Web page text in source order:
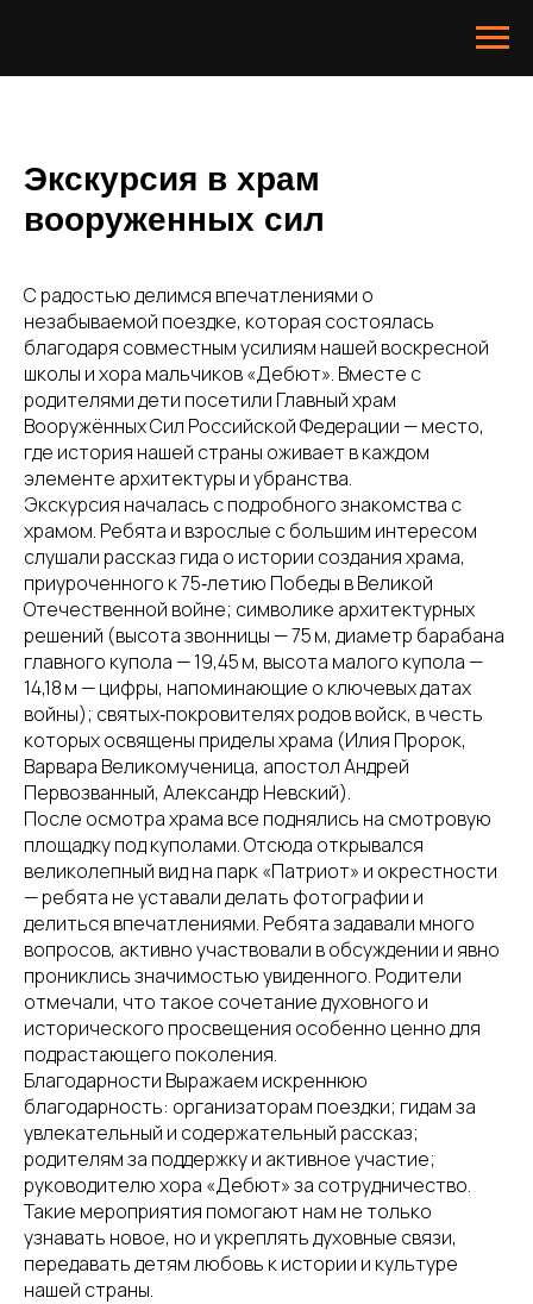
Экскурсия в храм
вооруженных сил
С радостью делимся впечатлениями о
незабываемой поездке, которая состоялась
благодаря совместным усилиям нашей воскресной
школы и хора мальчиков «Дебют». Вместе с
родителями дети посетили Главный храм
Вооружённых Сил Российской Федерации — место,
где история нашей страны оживает в каждом
элементе архитектуры и убранства.
Экскурсия началась с подробного знакомства с
храмом. Ребята и взрослые с большим интересом
слушали рассказ гида о истории создания храма,
приуроченного к 75‑летию Победы в Великой
Отечественной войне; символике архитектурных
решений (высота звонницы — 75 м, диаметр барабана
главного купола — 19,45 м, высота малого купола —
14,18 м — цифры, напоминающие о ключевых датах
войны); святых‑покровителях родов войск, в честь
которых освящены приделы храма (Илия Пророк,
Варвара Великомученица, апостол Андрей
Первозванный, Александр Невский).
После осмотра храма все поднялись на смотровую
площадку под куполами. Отсюда открывался
великолепный вид на парк «Патриот» и окрестности
— ребята не уставали делать фотографии и
делиться впечатлениями. Ребята задавали много
вопросов, активно участвовали в обсуждении и явно
прониклись значимостью увиденного. Родители
отмечали, что такое сочетание духовного и
исторического просвещения особенно ценно для
подрастающего поколения.
Благодарности Выражаем искреннюю
благодарность: организаторам поездки; гидам за
увлекательный и содержательный рассказ;
родителям за поддержку и активное участие;
руководителю хора «Дебют» за сотрудничество.
Такие мероприятия помогают нам не только
узнавать новое, но и укреплять духовные связи,
передавать детям любовь к истории и культуре
нашей страны.